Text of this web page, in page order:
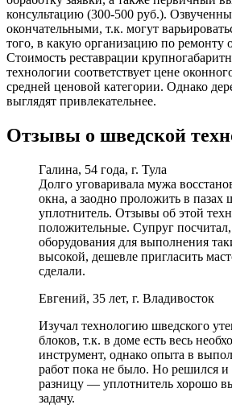
консультацию (300-500 руб.).
окончательными, т.к. могут
того, в какую организацию по ремонту
Стоимость реставрации
технологии соответствует цене
средней ценовой категории. Однако
выглядят привлекательнее.
Отзывы о шведской
Галина, 54 года, г. Тула
Долго уговаривала мужа
окна, а заодно проложить в пазах
уплотнитель. Отзывы об этой
положительные. Супруг посчитал,
оборудования для выполнения
высокой, дешевле пригласить
сделали.
Евгений, 35 лет, г. Владивосток
Изучал технологию шведского
блоков, т.к. в доме есть весь
инструмент, однако опыта в
работ пока не было. Но решился и
разницу — уплотнитель хорошо
задачу.